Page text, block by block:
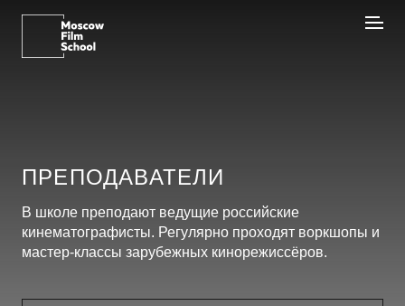
ПРЕПОДАВАТЕЛИ
В школе преподают ведущие российские
кинематографисты. Регулярно проходят воркшопы и
мастер-классы зарубежных кинорежиссёров.